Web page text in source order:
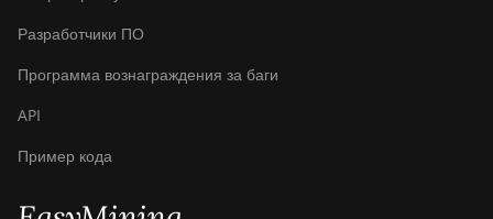
Разработчики ПО
Программа вознаграждения за баги
API
Пример кода